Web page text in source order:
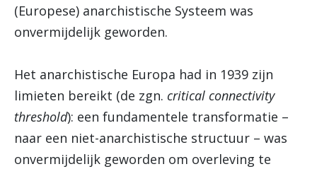
(Europese) anarchistische Systeem was
onvermijdelijk geworden.
Het anarchistische Europa had in 1939 zijn
limieten bereikt (de zgn. critical connectivity
threshold): een fundamentele transformatie –
naar een niet-anarchistische structuur – was
onvermijdelijk geworden om overleving te